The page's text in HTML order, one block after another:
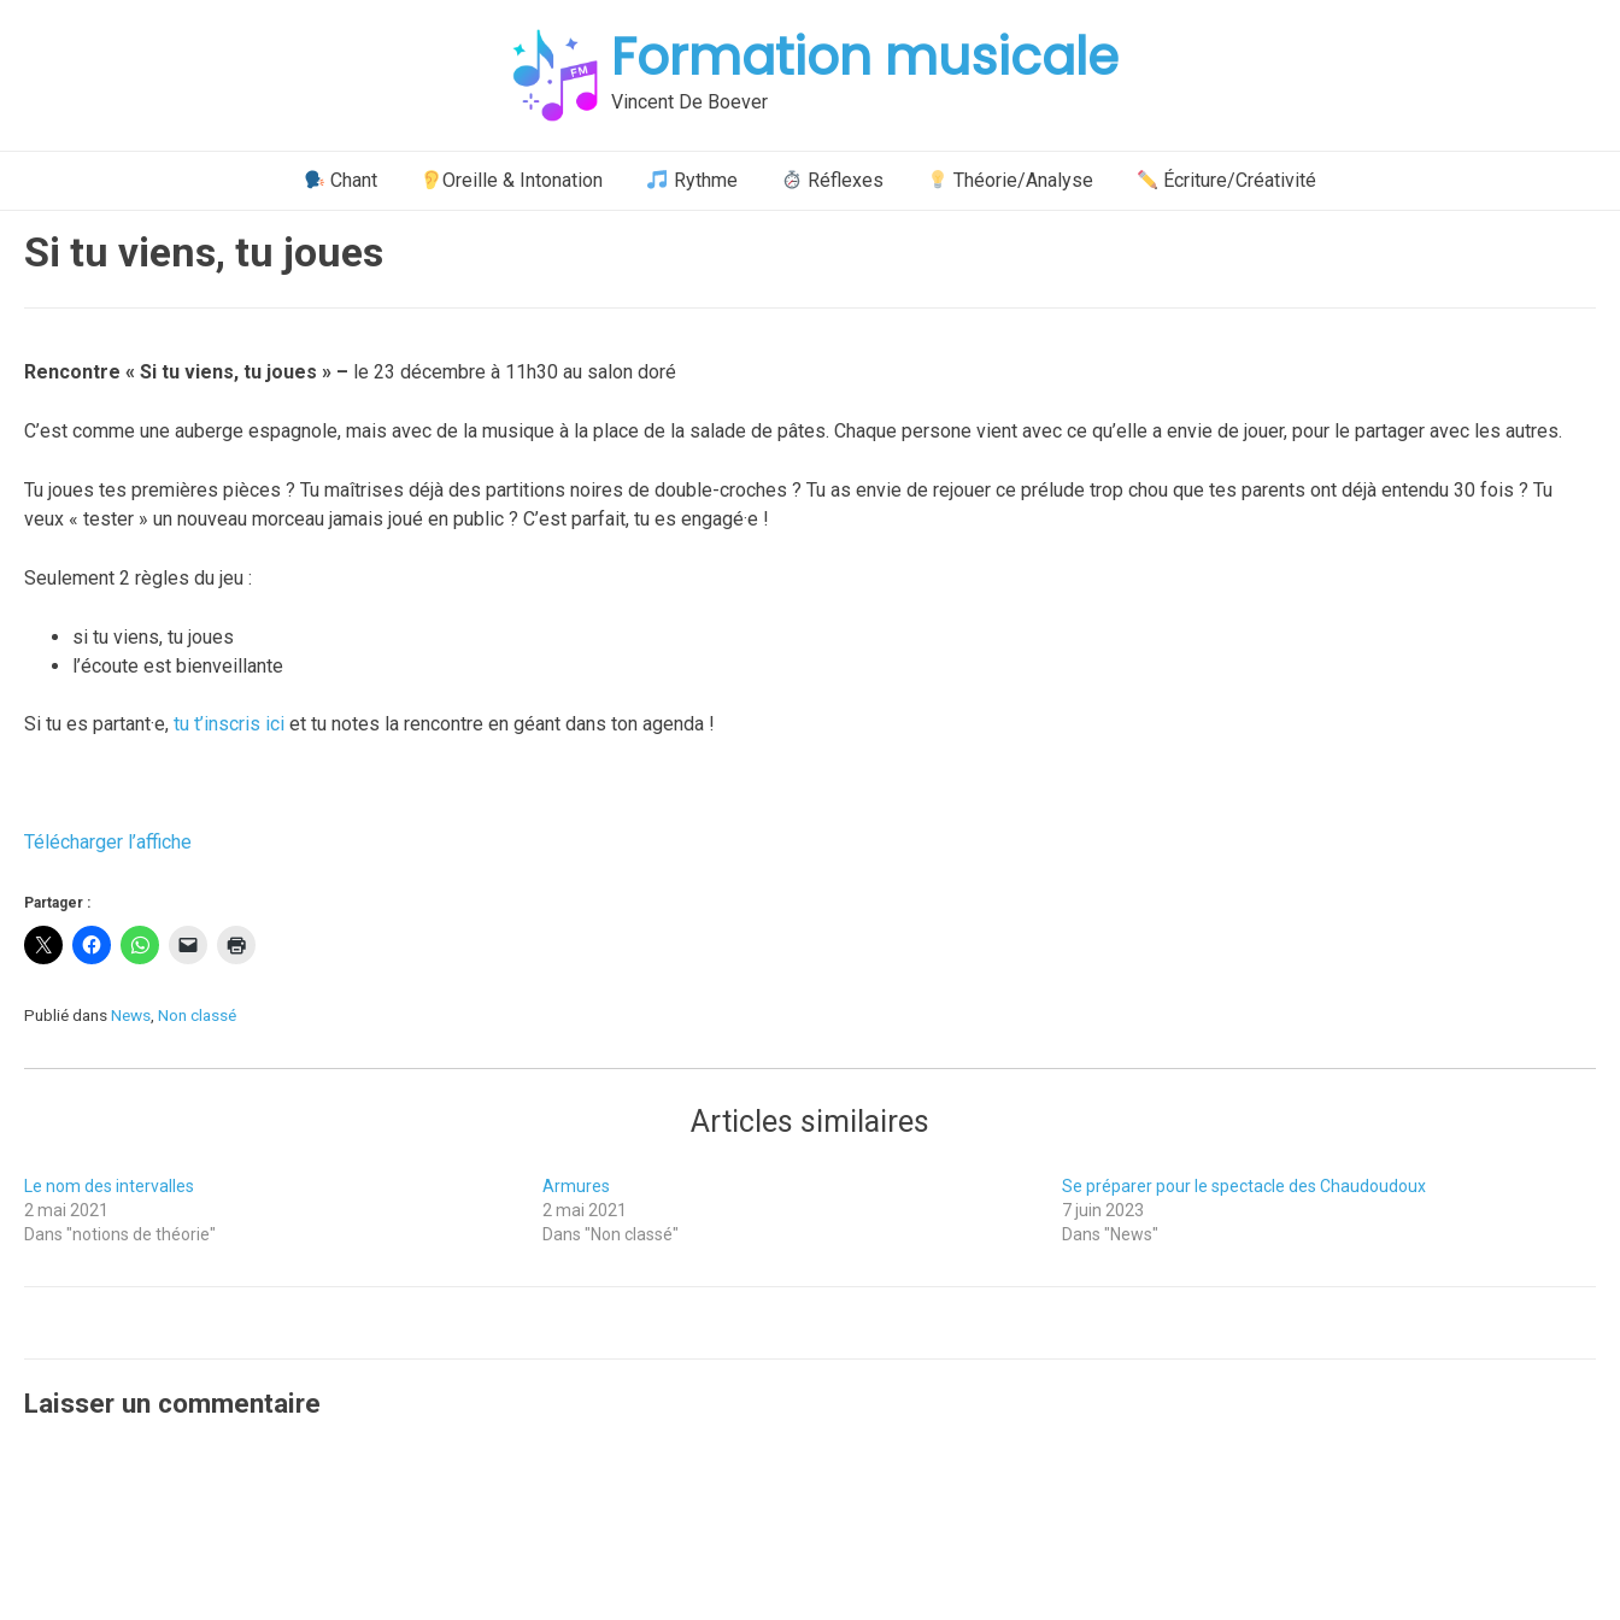
Formation musicale
Vincent De Boever
Chant Oreille & Intonation Rythme Réflexes Théorie/Analyse Écriture/Créativité
Si tu viens, tu joues
le
novembre
Vincent
Rencontre « Si tu viens, tu joues » – le 23 décembre à 11h30 au salon doré
C’est comme une auberge espagnole, mais avec de la musique à la place de la salade de pâtes. Chaque persone vient avec ce qu’elle a envie de jouer, pour le partager avec les autres.
Tu joues tes premières pièces ? Tu maîtrises déjà des partitions noires de double-croches ? Tu as envie de rejouer ce prélude trop chou que tes parents ont déjà entendu 30 fois ? Tu
veux « tester » un nouveau morceau jamais joué en public ? C’est parfait, tu es engagé·e !
Seulement 2 règles du jeu :
si tu viens, tu joues
l’écoute est bienveillante
Si tu es partant·e, tu t’inscris ici et tu notes la rencontre en géant dans ton agenda !
Télécharger l’affiche
Partager :
Publié dansNews Non classé
Articles similaires
Le nom des intervalles
2 mai 2021
Dans "notions de théorie"
Armures
2 mai 2021
Dans "Non classé"
Se préparer pour le spectacle des Chaudoudoux
7 juin 2023
Dans "News"
Laisser un commentaire